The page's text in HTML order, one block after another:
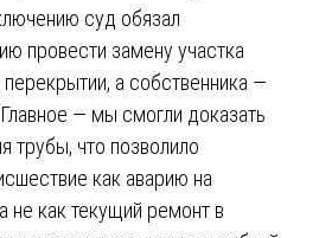
суд обязал
провести замену участка
а собственника —
— мы смогли доказать
трубы, что позволило
как аварию на
как текущий ремонт в